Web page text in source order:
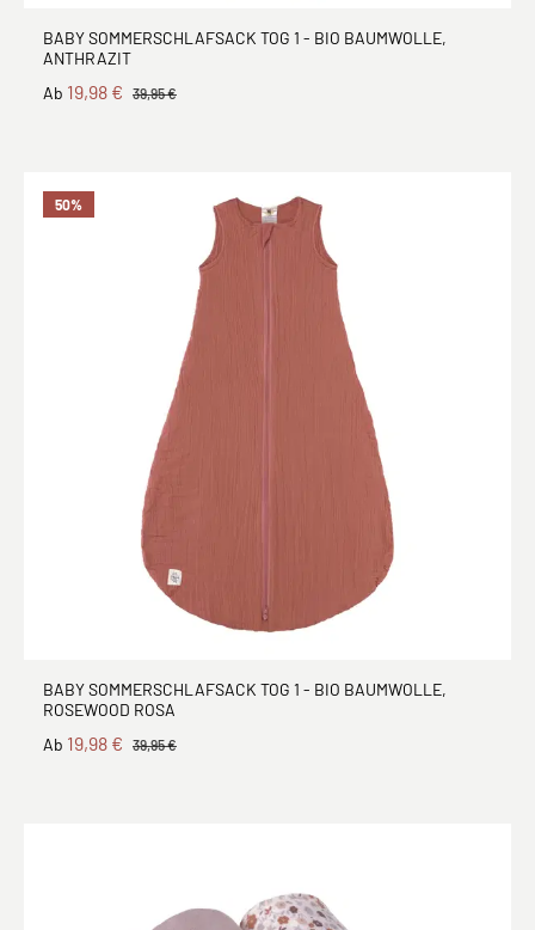
BABY SOMMERSCHLAFSACK TOG 1 - BIO BAUMWOLLE,
ANTHRAZIT
Ab 19,98 € 39,95 €
50%
BABY SOMMERSCHLAFSACK TOG 1 - BIO BAUMWOLLE,
ROSEWOOD ROSA
Ab 19,98 € 39,95 €